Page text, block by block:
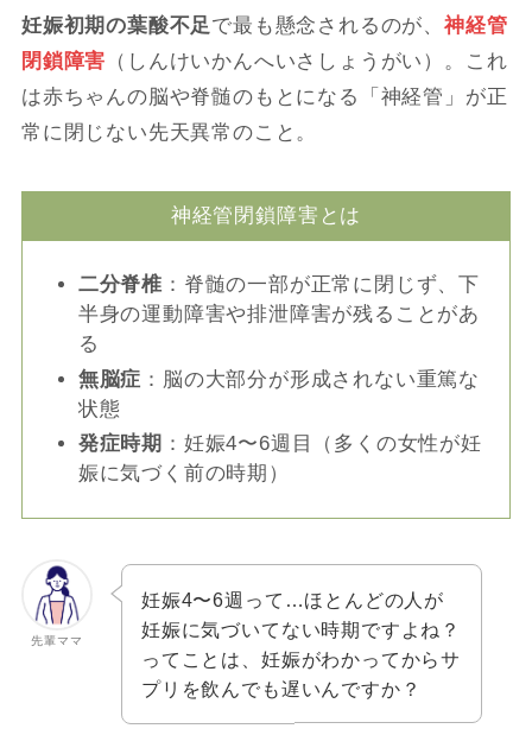
妊娠初期の葉酸不足 で最も懸念されるのが、神経管
閉鎖障害 （しんけいかんへいさしょうがい）。これ
は赤ちゃんの脳や脊髄のもとになる「神経管」が正
常に閉じない先天異常のこと。
神経管閉鎖障害とは
二分脊椎：脊髄の一部が正常に閉じず、下
半身の運動障害や排泄障害が残ることがあ
る
無脳症 ：脳の大部分が形成されない重篤な
状態
発症時期 ：妊娠4〜6週目（多くの女性が妊
娠に気づく前の時期）
先輩ママ
妊娠4〜6週って…ほとんどの人が
妊娠に気づいてない時期ですよね？
ってことは、妊娠がわかってからサ
プリを飲んでも遅いんですか？